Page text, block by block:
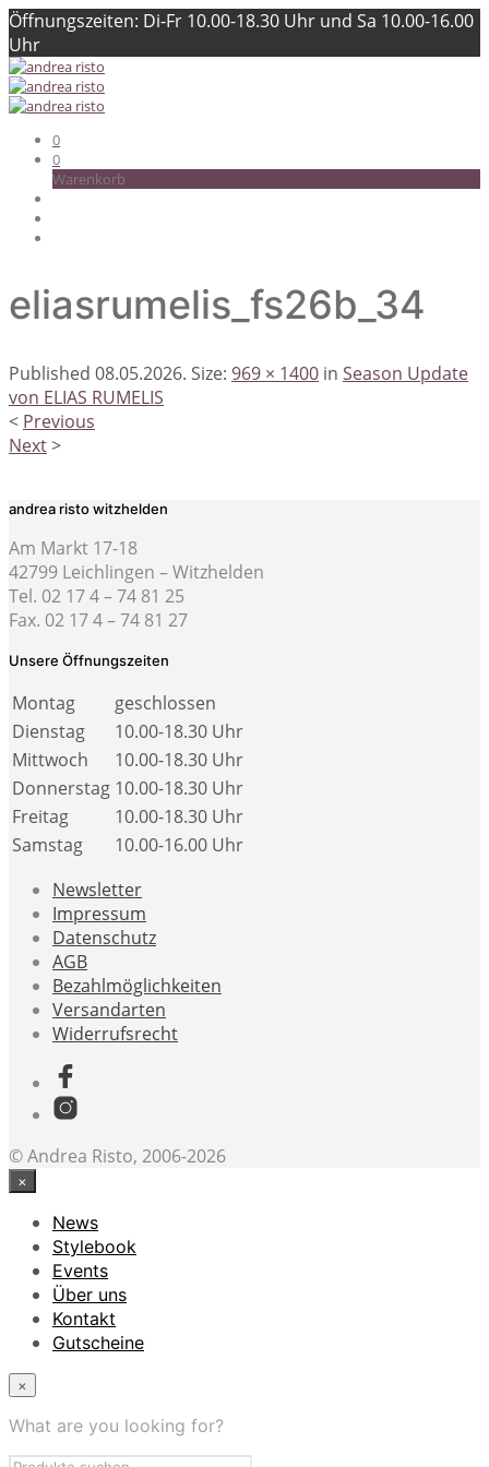
Öffnungszeiten: Di-Fr 10.00-18.30 Uhr und Sa 10.00-16.00
Uhr
0
0
Warenkorb
eliasrumelis_fs26b_34
Published 08.05.2026. Size: 969 × 1400 in Season Update
von ELIAS RUMELIS
< Previous
Next>
andrea risto witzhelden
Am Markt 17-18
42799 Leichlingen – Witzhelden
Tel. 02 17 4 – 74 81 25
Fax. 02 17 4 – 74 81 27
Unsere Öffnungszeiten
Montag
geschlossen
Dienstag
10.00-18.30 Uhr
Mittwoch
10.00-18.30 Uhr
Donnerstag 10.00-18.30 Uhr
Freitag
10.00-18.30 Uhr
Samstag
10.00-16.00 Uhr
Newsletter
Impressum
Datenschutz
AGB
Bezahlmöglichkeiten
Versandarten
Widerrufsrecht
© Andrea Risto, 2006-2026
×
News
Stylebook
Events
Über uns
Kontakt
Gutscheine
×
What are you looking for?